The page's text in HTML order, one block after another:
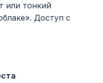
или тонкий
Доступ с